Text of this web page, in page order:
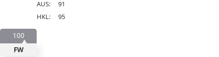
100
FW
AUS:
91
HKL:
95